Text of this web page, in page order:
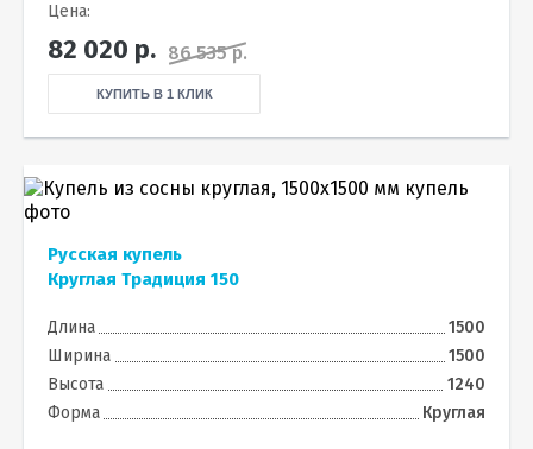
Цена:
82 020 р. 86 535 р.
КУПИТЬ В 1 КЛИК
Русская купель
Круглая Традиция 150
Длина
1500
Ширина
1500
Высота
1240
Форма
Круглая